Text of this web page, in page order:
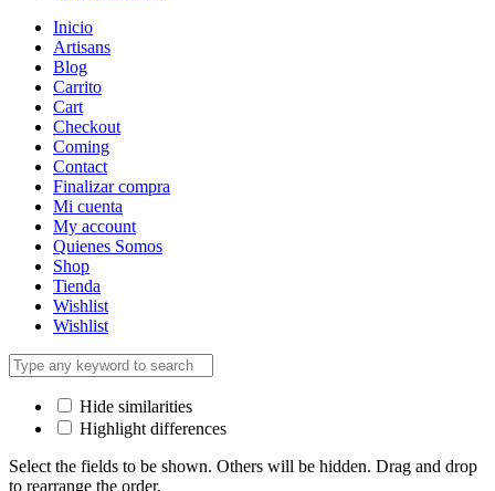
Inicio
Artisans
Blog
Carrito
Cart
Checkout
Coming
Contact
Finalizar compra
Mi cuenta
My account
Quienes Somos
Shop
Tienda
Wishlist
Wishlist
Hide similarities
Highlight differences
Select the fields to be shown. Others will be hidden. Drag and drop
to rearrange the order.